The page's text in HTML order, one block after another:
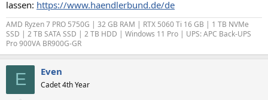
lassen: https://www.haendlerbund.de/de
AMD Ryzen 7 PRO 5750G | 32 GB RAM | RTX 5060 Ti 16 GB | 1 TB NVMe
SSD | 2 TB SATA SSD | 2 TB HDD | Windows 11 Pro | UPS: APC Back-UPS
Pro 900VA BR900G-GR
E Even
Cadet 4th Year